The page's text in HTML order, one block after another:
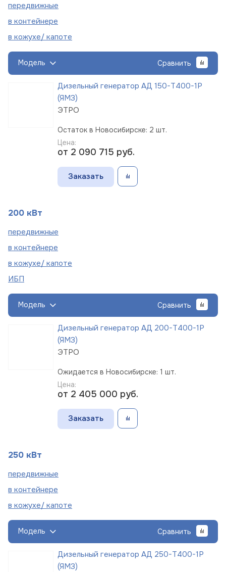
передвижные
в контейнере
в кожухе/ капоте
Модель Сравнить
Дизельный генератор АД 150-Т400-1Р
(ЯМЗ)
ЭТРО
Остаток в Новосибирске: 2 шт.
Цена:
от 2 090 715 руб.
Заказать
200 кВт
передвижные
в контейнере
в кожухе/ капоте
ИБП
Модель Сравнить
Дизельный генератор АД 200-Т400-1Р
(ЯМЗ)
ЭТРО
Ожидается в Новосибирске: 1 шт.
Цена:
от 2 405 000 руб.
Заказать
250 кВт
передвижные
в контейнере
в кожухе/ капоте
Модель Сравнить
Дизельный генератор АД 250-Т400-1Р
(ЯМЗ)